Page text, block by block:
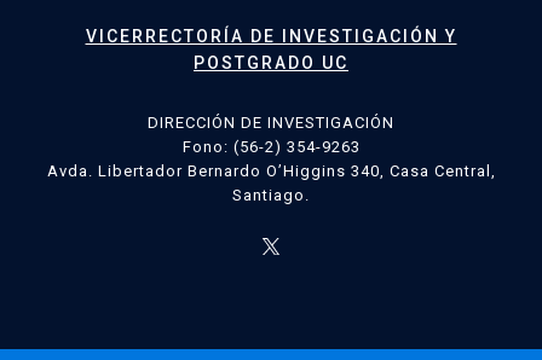
VICERRECTORÍA DE INVESTIGACIÓN Y
POSTGRADO UC
DIRECCIÓN DE INVESTIGACIÓN
Fono: (56-2) 354-9263
Avda. Libertador Bernardo O’Higgins 340, Casa Central,
Santiago.